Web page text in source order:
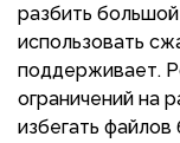
разбить
использовать
поддерживает.
ограничений на
избегать